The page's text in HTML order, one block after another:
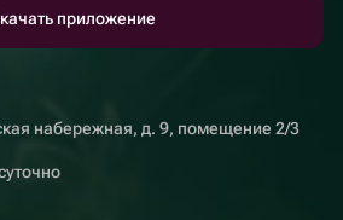
приложение
набережная, д. 9, помещение 2/3